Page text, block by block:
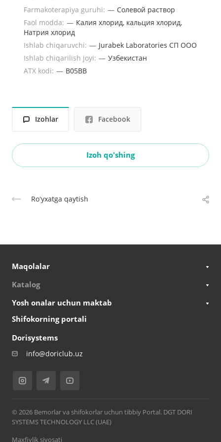
Farmakoterapiya guruhi: — Солевой раствор
Faol modda: — Калия хлорид, кальция хлорид,
Натрия хлорид
Ishlab chiqaruvchi: — Jurabek Laboratories СП ООО
Ishlab chiqarilish joyi: — Узбекистан
ATX kodi: — B05BB
Izohlar Facebook
Izoh qo'shing
Roʻyxatga qaytish
Maqolalar
Katalog
Yosh onalar uchun maktab
Shifokorning portali
Dorisystems
info@doriclub.uz
© 2026 Bemorlar va shifokorlar uchun tibbiy Portal. DGT DORI
SYSTEMS TECHNOLOGY LLC (UAE)
Maxfiylik siyosati